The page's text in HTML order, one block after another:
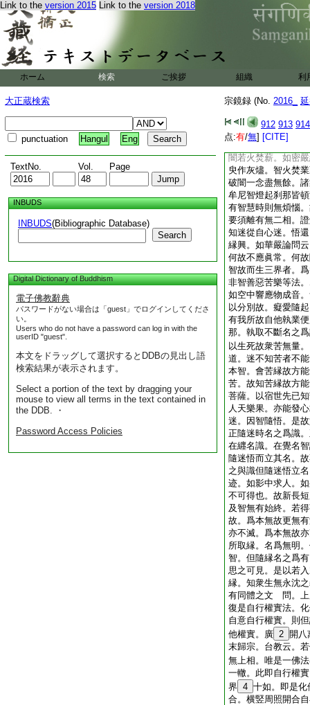
Link to the version 2015 Link to the version 2018
ホーム 検索 ご挨拶 組織 利
大正蔵検索
punctuation Hangul Eng
TextNo. Vol. Page
INBUDS
INBUDS(Bibliographic Database)
Search
Digital Dictionary of Buddhism
電子佛教辭典
パスワードがない場合は「guest」でログインしてくださ
い。
Users who do not have a password can log in with the
userID "guest".
本文をドラッグして選択するとDDBの見出し語
検索結果が表示されます。
Select a portion of the text by dragging your
mouse to view all terms in the text contained in
the DDB. ・
Password Access Policies
宗鏡録 (No. 2016_
912 913 914
点:有/無] [CITE]
淨。指第三別教菩
清淨。指第四圓教
重重十惡。況第二
聞此勝妙功徳。當
得道業亡。若鴦崛
我縁生性空。無我
無所受罪之法。人
罪生心滅罪滅故。
猶伊蘭之林布栴檀
桂燼之光明。能悟
鏡業海頓枯。如風
闇若火焚薪。如密
臾作灰燼。智火焚
破闇一念盡無餘。
牟尼智燈起刹那皆
有智慧時則無煩惱
要須離有無二相。
知迷從自心迷。悟
縁興。如華嚴論問
何故不應眞常。何
智故而生三界者。
非智善惡苦樂等法
如空中響應物成音
以分別故。癡愛隨
有我所故自他執業
那。執取不斷名之
以生死故衆苦無量
道。迷不知苦者不
本智。會苦縁故方
苦。故知苦縁故方
菩薩。以宿世先已
人天樂果。亦能發
迷。因智隨悟。是
正隨迷時名之爲識
在纒名識。在覺名
隨迷悟而立其名。
之與識但隨迷悟立
迹。如影中求人。
不可得也。故新長
及智無有始終。若
故。爲本無故更無
亦不滅。爲本無故
所取縁。名爲無明
智。但隨縁名之爲
思之可見。是以若
縁。知衆生無永沈
有同體之文 問。上
復是自行權實法。
自意自行權實。則
他權實。廣 2 開八
末歸宗。台教云。
無上相。唯是一佛
一轍。此即自行權
界 4 十如。即是化
合。横竪周照開合